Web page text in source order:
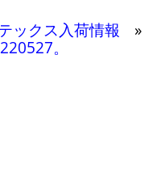
ックス入荷情報
。
»